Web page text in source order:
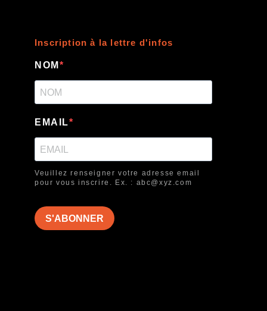
Inscription à la lettre d'infos
NOM
EMAIL
Veuillez renseigner votre adresse email
pour vous inscrire. Ex. : abc@xyz.com
S'ABONNER